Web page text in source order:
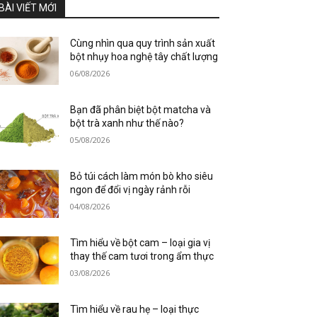
VIẾT MỚI
Cùng nhìn qua quy trình sản xuất
bột nhụy hoa nghệ tây chất lượng
06/08/2026
Bạn đã phân biệt bột matcha và
bột trà xanh như thế nào?
05/08/2026
Bỏ túi cách làm món bò kho siêu
ngon để đổi vị ngày rảnh rỗi
04/08/2026
Tìm hiểu về bột cam – loại gia vị
thay thế cam tươi trong ẩm thực
03/08/2026
Tìm hiểu về rau hẹ – loại thực